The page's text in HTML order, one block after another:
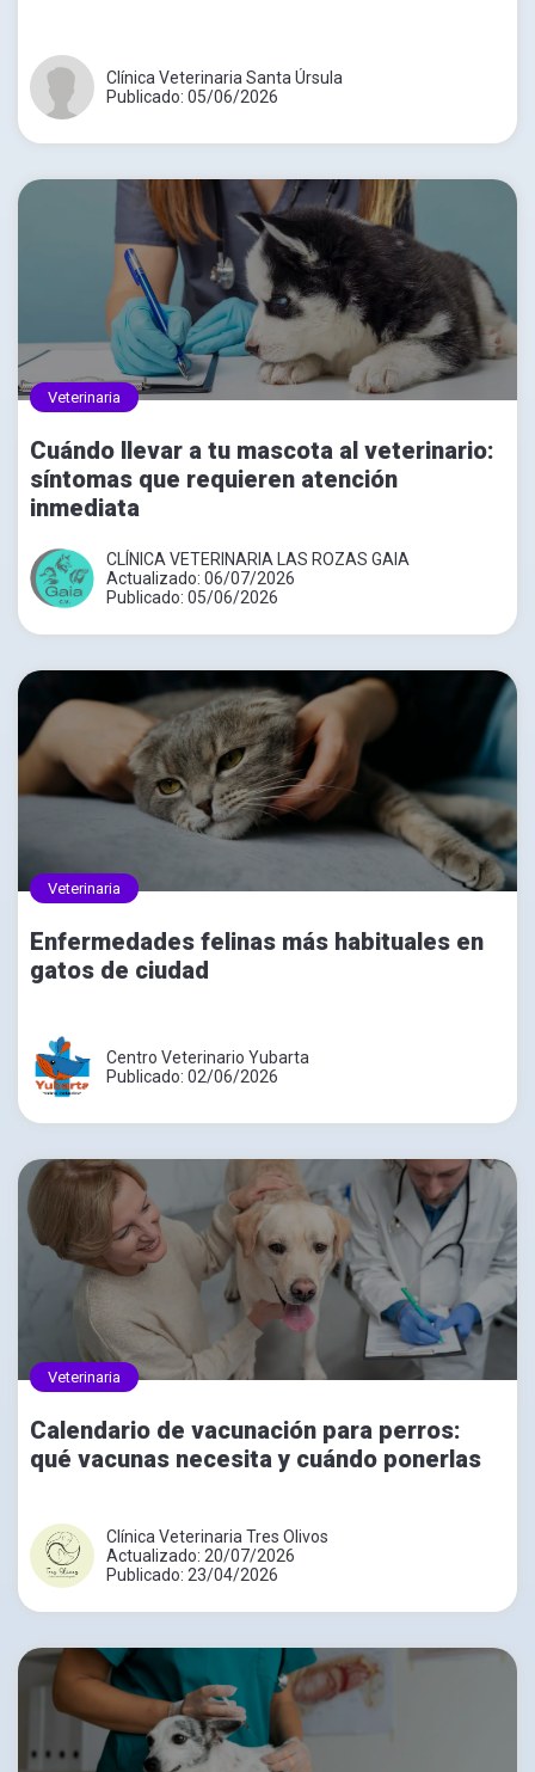
Clínica Veterinaria Santa Úrsula
Publicado: 05/06/2026
Veterinaria
Cuándo llevar a tu mascota al veterinario:
síntomas que requieren atención
inmediata
CLÍNICA VETERINARIA LAS ROZAS GAIA
Actualizado: 06/07/2026
Publicado: 05/06/2026
Veterinaria
Enfermedades felinas más habituales en
gatos de ciudad
Centro Veterinario Yubarta
Publicado: 02/06/2026
Veterinaria
Calendario de vacunación para perros:
qué vacunas necesita y cuándo ponerlas
Clínica Veterinaria Tres Olivos
Actualizado: 20/07/2026
Publicado: 23/04/2026